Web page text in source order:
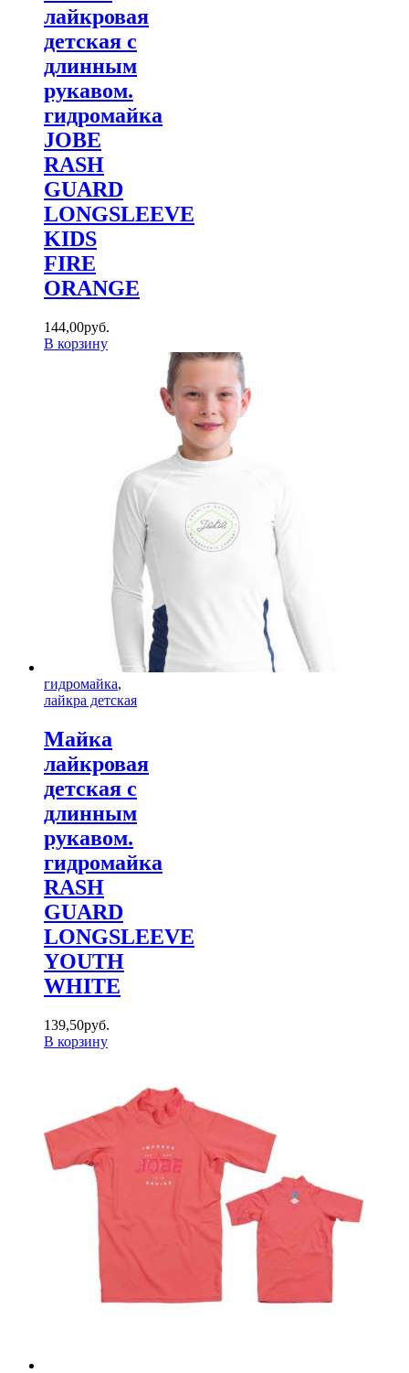
лайкровая
детская с
длинным
рукавом.
гидромайка
JOBE
RASH
GUARD
LONGSLEEVE
KIDS
FIRE
ORANGE
144,00руб.
В корзину
гидромайка,
лайкра детская
Майка
лайкровая
детская с
длинным
рукавом.
гидромайка
RASH
GUARD
LONGSLEEVE
YOUTH
WHITE
139,50руб.
В корзину